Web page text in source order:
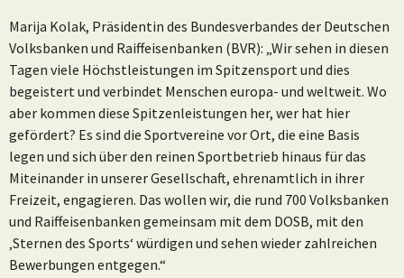
Marija Kolak, Präsidentin des Bundesverbandes der Deutschen
Volksbanken und Raiffeisenbanken (BVR): „Wir sehen in diesen
Tagen viele Höchstleistungen im Spitzensport und dies
begeistert und verbindet Menschen europa- und weltweit. Wo
aber kommen diese Spitzenleistungen her, wer hat hier
gefördert? Es sind die Sportvereine vor Ort, die eine Basis
legen und sich über den reinen Sportbetrieb hinaus für das
Miteinander in unserer Gesellschaft, ehrenamtlich in ihrer
Freizeit, engagieren. Das wollen wir, die rund 700 Volksbanken
und Raiffeisenbanken gemeinsam mit dem DOSB, mit den
‚Sternen des Sports‘ würdigen und sehen wieder zahlreichen
Bewerbungen entgegen.“